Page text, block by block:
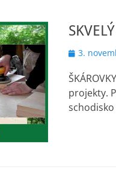
Posted
3.
projekty.
schodisko